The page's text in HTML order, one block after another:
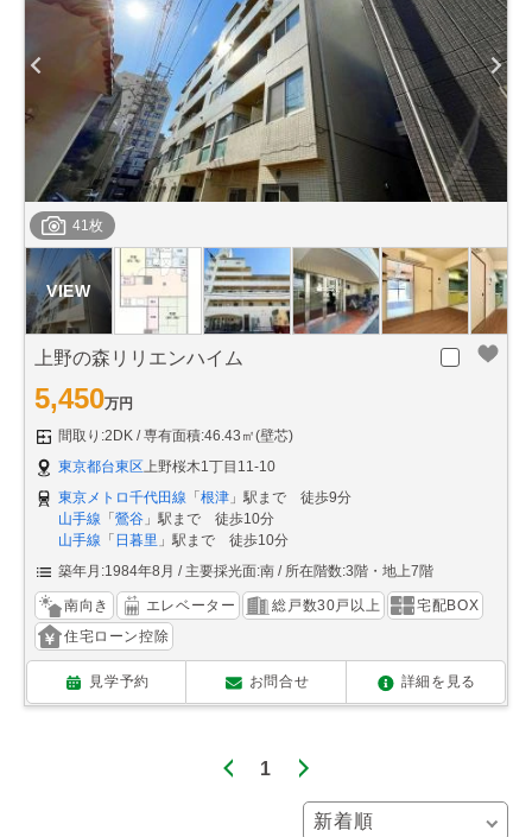
41枚
上野の森リリエンハイム
5,450万円
間取り:2DK
専有面積:46.43㎡(壁芯)
東京都台東区上野桜木1丁目11-10
東京メトロ千代田線 「 根津 」駅まで 徒歩9分
山手線 「 鶯谷 」駅まで 徒歩10分
山手線 「 日暮里 」駅まで 徒歩10分
築年月:1984年8月
主要採光面:南 所在階数:3階・地上7階
南向き エレベーター 総戸数30戸以上
宅配BOX
住宅ローン控除
見学予約 お問合せ 詳細を見る
1